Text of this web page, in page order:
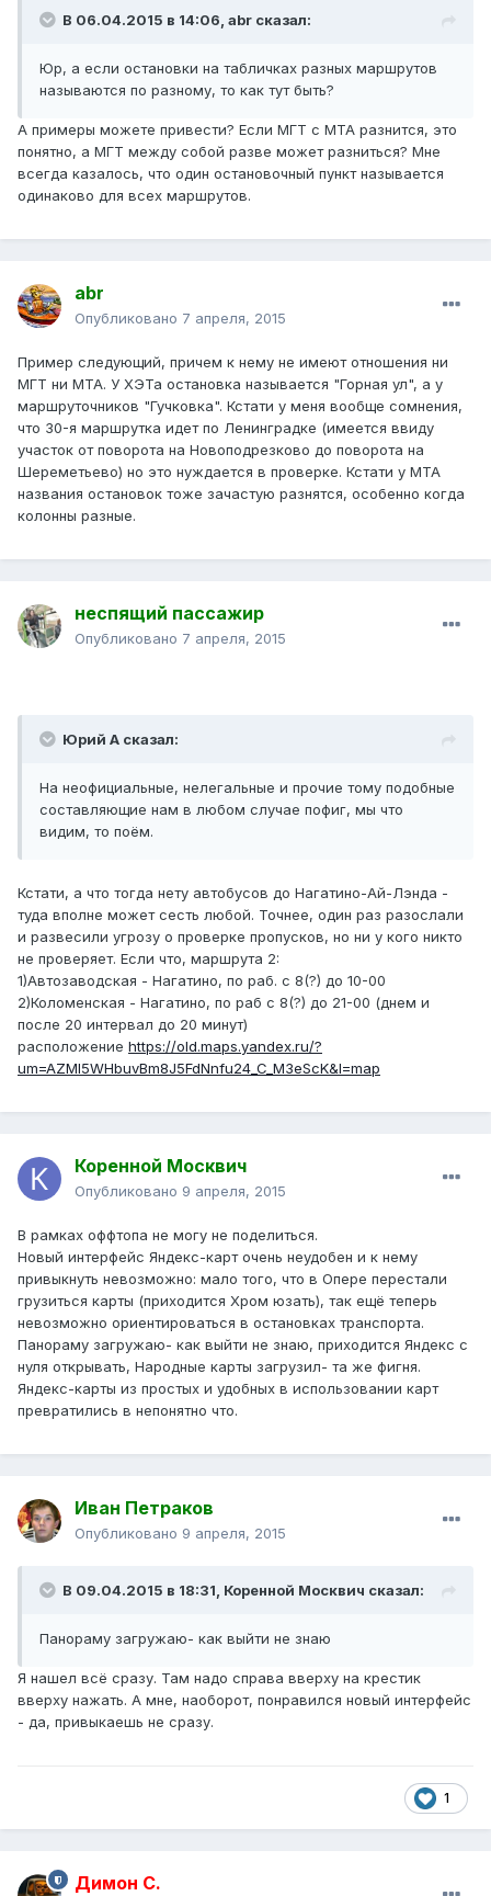
В 06.04.2015 в 14:06, abr сказал:
Юр, а если остановки на табличках разных маршрутов
называются по разному, то как тут быть?
А примеры можете привести? Если МГТ с МТА разнится, это
понятно, а МГТ между собой разве может разниться? Мне
всегда казалось, что один остановочный пункт называется
одинаково для всех маршрутов.
abr
Опубликовано 7 апреля, 2015
Пример следующий, причем к нему не имеют отношения ни
МГТ ни МТА. У ХЭТа остановка называется "Горная ул", а у
маршруточников "Гучковка". Кстати у меня вообще сомнения,
что 30-я маршрутка идет по Ленинградке (имеется ввиду
участок от поворота на Новоподрезково до поворота на
Шереметьево) но это нуждается в проверке. Кстати у МТА
названия остановок тоже зачастую разнятся, особенно когда
колонны разные.
неспящий пассажир
Опубликовано 7 апреля, 2015
Юрий А сказал:
На неофициальные, нелегальные и прочие тому подобные
составляющие нам в любом случае пофиг, мы что
видим, то поём.
Кстати, а что тогда нету автобусов до Нагатино-Ай-Лэнда -
туда вполне может сесть любой. Точнее, один раз разослали
и развесили угрозу о проверке пропусков, но ни у кого никто
не проверяет. Если что, маршрута 2:
1)Автозаводская - Нагатино, по раб. с 8(?) до 10-00
2)Коломенская - Нагатино, по раб с 8(?) до 21-00 (днем и
после 20 интервал до 20 минут)
расположение https://old.maps.yandex.ru/?
um=AZMI5WHbuvBm8J5FdNnfu24_C_M3eScK&l=map
Коренной Москвич
Опубликовано 9 апреля, 2015
В рамках оффтопа не могу не поделиться.
Новый интерфейс Яндекс-карт очень неудобен и к нему
привыкнуть невозможно: мало того, что в Опере перестали
грузиться карты (приходится Хром юзать), так ещё теперь
невозможно ориентироваться в остановках транспорта.
Панораму загружаю- как выйти не знаю, приходится Яндекс с
нуля открывать, Народные карты загрузил- та же фигня.
Яндекс-карты из простых и удобных в использовании карт
превратились в непонятно что.
Иван Петраков
Опубликовано 9 апреля, 2015
В 09.04.2015 в 18:31, Коренной Москвич сказал:
Панораму загружаю- как выйти не знаю
Я нашел всё сразу. Там надо справа вверху на крестик
вверху нажать. А мне, наоборот, понравился новый интерфейс
- да, привыкаешь не сразу.
1
Димон С.